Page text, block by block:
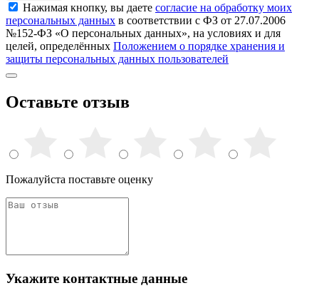
Нажимая кнопку, вы даете согласие на обработку моих
персональных данных в соответствии с ФЗ от 27.07.2006
№152-ФЗ «О персональных данных», на условиях и для
целей, определённых Положением о порядке хранения и
защиты персональных данных пользователей
Оставьте отзыв
Пожалуйста поставьте оценку
Укажите контактные данные